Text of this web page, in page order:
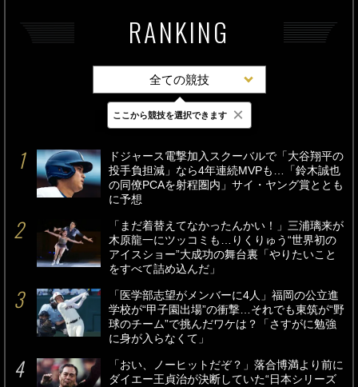
RANKING
全ての競技
最新 24時間 週間
ドジャース電撃加入スクーバルで「大谷翔平の
投手負担減」なら4年連続MVPも…「鈴木誠也
の同僚PCAを射程圏内」サイ・ヤング賞ととも
に予想
「まだ着替えてなかったんかい！」三浦璃来が
木原龍一にツッコミも…りくりゅう“世界初の
アイスショー”大成功の舞台裏「やりたいこと
をすべて詰め込んだ」
「医学部志望がメンバーに4人」福岡の公立進
学校が“甲子園出場”の衝撃…それでも東筑が“野
球のチーム”で挑んだワケは？「さすがに勉強
に身が入らなくて」
「おい、ノーヒットだぞ？」落合博満より前に
ダイエー王貞治が決断していた“日本シリーズ
ここから競技を選択できます ×